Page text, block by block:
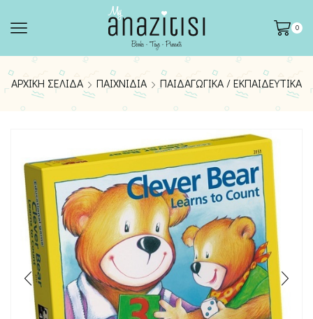
0
ΑΡΧΙΚΉ ΣΕΛΊΔΑ ΠΑΙΧΝΊΔΙΑ ΠΑΙΔΑΓΩΓΙΚΆ / ΕΚΠΑΙΔΕΥΤΙΚΆ